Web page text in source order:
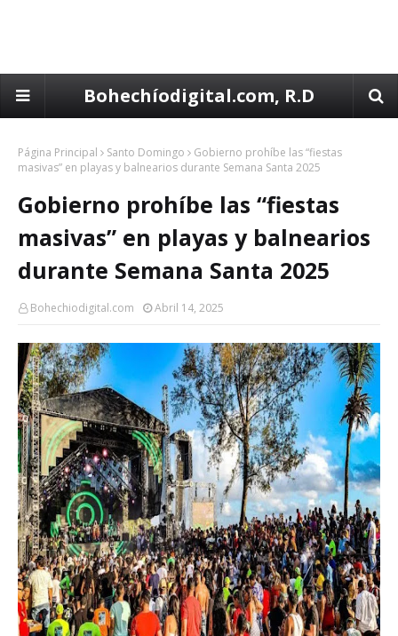
Bohechíodigital.com, R.D
Página Principal Santo Domingo
Gobierno prohíbe las “fiestas
masivas” en playas y balnearios durante Semana Santa 2025
Gobierno prohíbe las “fiestas
masivas” en playas y balnearios
durante Semana Santa 2025
Bohechiodigital.com Abril 14, 2025